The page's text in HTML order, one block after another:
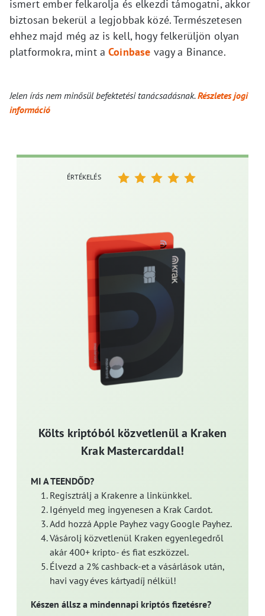
ismert ember felkarolja és elkezdi támogatni, akkor
biztosan bekerül a legjobbak közé. Természetesen
ehhez majd még az is kell, hogy felkerüljön olyan
platformokra, mint aCoinbase vagy a Binance.
Jelen írás nem minősül befektetési tanácsadásnak.Részletes jogi
információ
Költs kriptóból közvetlenül a Kraken
Krak Mastercarddal!
MI A TEENDŐD?
Regisztrálj a Krakenre a linkünkkel.
Igényeld meg ingyenesen a Krak Cardot.
Add hozzá Apple Payhez vagy Google Payhez.
Vásárolj közvetlenül Kraken egyenlegedről
akár 400+ kripto- és fiat eszközzel.
Élvezd a 2% cashback-et a vásárlások után,
havi vagy éves kártyadíj nélkül!
Készen állsz a mindennapi kriptós fizetésre?
ÉRTÉKELÉS